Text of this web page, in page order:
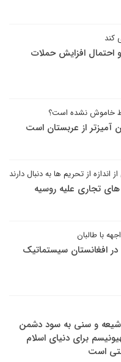
کند
افزایش حملات
خاموش نشده است؟
آمیزتر از عربستان است
از تحریم ها به دنبال دارند
تجاری علیه روسیه
با طالبان
در افغانستان سیستماتیک
شیعه و سنی به سود دشمن
برای دنیای اسلام
است